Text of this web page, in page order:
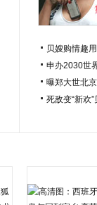
贝嫂购情趣
申办2030世
曝郑大世北
死敌变“新欢